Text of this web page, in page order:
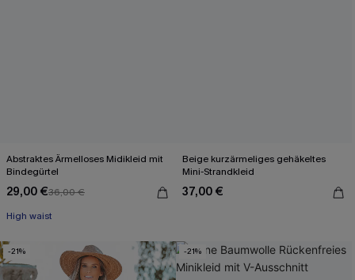
Abstraktes Ärmelloses Midikleid mit
Bindegürtel
29,00 €36,00 €
High waist
Beige kurzärmeliges gehäkeltes
Mini-Strandkleid
37,00 €
-21% -21%